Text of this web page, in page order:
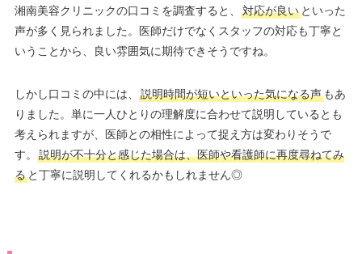
湘南美容クリニックの口コミを調査すると、 対応が良いといった
声が多く見られました。医師だけでなくスタッフの対応も丁寧と
いうことから、良い雰囲気に期待できそうですね。
しかし口コミの中には、 説明時間が短いといった気になる声もあ
りました。単に一人ひとりの理解度に合わせて説明しているとも
考えられますが、医師との相性によって捉え方は変わりそうで
す。
説明が不十分と感じた場合は、医師や看護師に再度尋ねてみ
ると丁寧に説明してくれるかもしれません◎